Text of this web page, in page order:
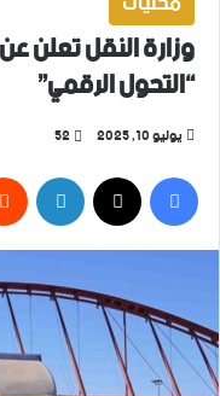
وزارة النقل تعلن
“التحول الرقمي”
يوليو 10, 2025 52
فيسبوك‫X